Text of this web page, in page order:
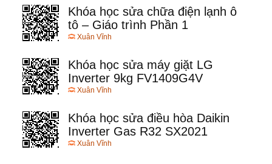
Khóa học sửa chữa điện lạnh ô
tô – Giáo trình Phần 1
Xuân Vĩnh
Khóa học sửa máy giặt LG
Inverter 9kg FV1409G4V
Xuân Vĩnh
Khóa học sửa điều hòa Daikin
Inverter Gas R32 SX2021
Xuân Vĩnh